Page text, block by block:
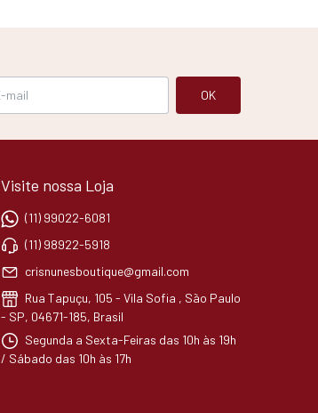
Visite nossa Loja
(11) 99022-6081
(11) 98922-5918
crisnunesboutique@gmail.com
Rua Tapuçu, 105 - Vila Sofia , São Paulo
- SP, 04671-185, Brasil
Segunda a Sexta-Feiras das 10h às 19h
/ Sábado das 10h às 17h